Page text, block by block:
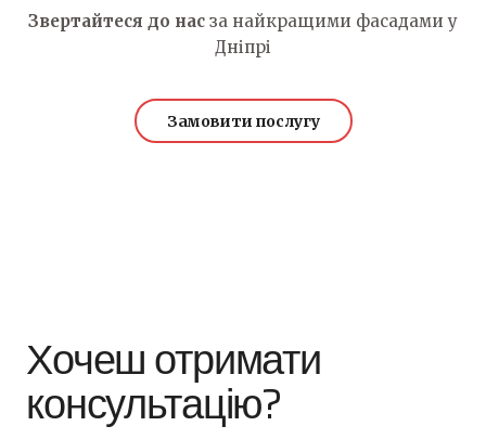
Звертайтеся до нас за найкращими фасадами у
Дніпрі
Замовити послугу
Хочеш отримати
консультацію?